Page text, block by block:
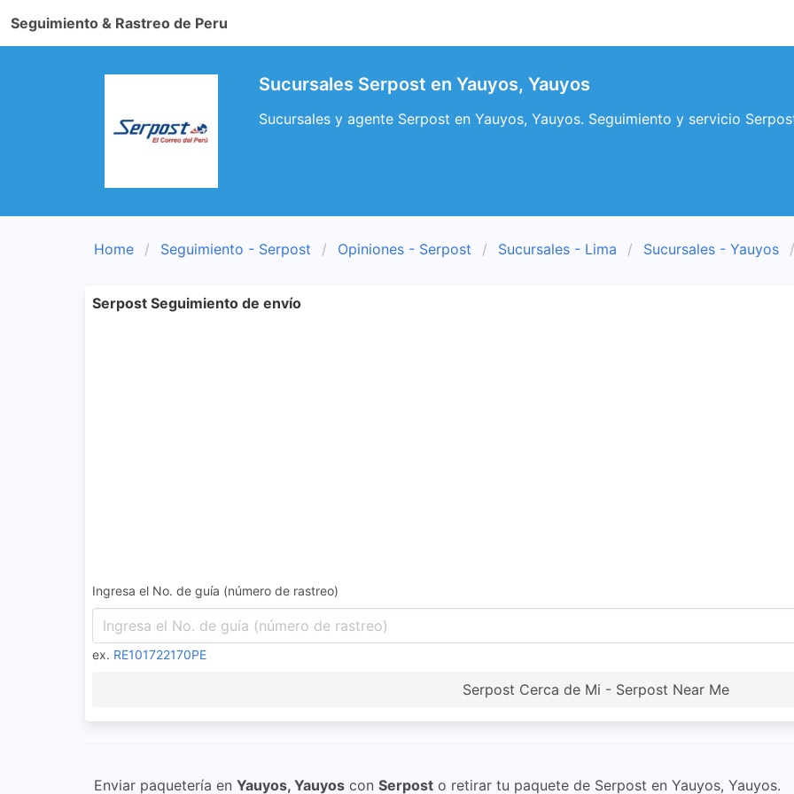
Seguimiento & Rastreo de Peru
Sucursales Serpost en Yauyos, Yauyos
Sucursales y agente Serpost en Yauyos, Yauyos. Seguimiento y servicio
Home Seguimiento - Serpost Opiniones - Serpost Sucursales - Lima Sucursales - Yauyos
Serpost Seguimiento de envío
Ingresa el No. de guía (número de rastreo)
ex. RE101722170PE
Serpost Cerca de Mi - Serpost Near Me
Enviar paquetería en Yauyos, Yauyos con Serpost o retirar tu paquete de Serpost en Yauyos, Yauyos.